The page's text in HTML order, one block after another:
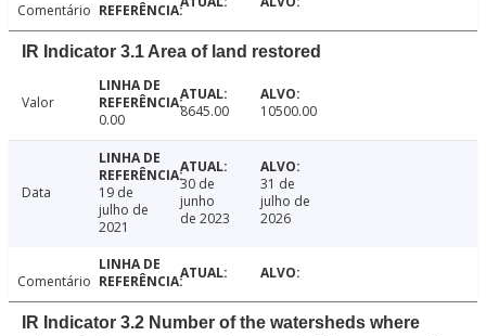
Comentário
IR Indicator 3.1 Area of land restored
Valor
0.00
8645.00 10500.00
Data
19 de
julho de
2021
30 de
junho
de 2023
31 de
julho de
2026
Comentário
IR Indicator 3.2 Number of the watersheds where